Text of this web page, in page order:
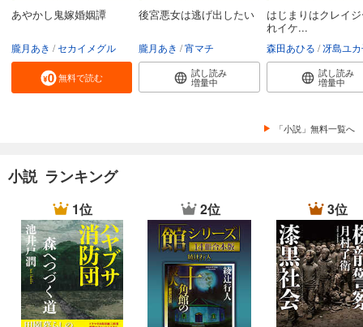
あやかし鬼嫁婚姻譚
朧月あき セカイメグル
無料で読む
後宮悪女は逃げ出したい
朧月あき 宵マチ
試し読み
増量中
はじまりはクレイ
れイケ...
森田あひる 冴島ユ
試し読み
増量中
「小説」無料一覧へ
小説 ランキング
1位 2位 3位